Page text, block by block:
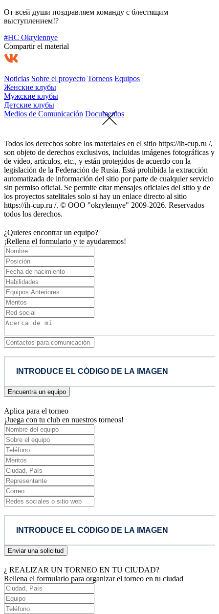
От всей души поздравляем команду с блестящим
выступлением!?
#HC Okrylennye
Compartir el material
Noticias Sobre el proyecto Torneos Equipos
Женские клубы
Мужские клубы
Детские клубы
Medios de Comunicación Documentos
Todos los derechos sobre los materiales en el sitio https://ih-cup.ru /,
son objeto de derechos exclusivos, incluidas imágenes fotográficas y
de video, artículos, etc., y están protegidos de acuerdo con la
legislación de la Federación de Rusia. Está prohibida la extracción
automatizada de información del sitio por parte de cualquier servicio
sin permiso oficial. Se permite citar mensajes oficiales del sitio y de
los proyectos satelitales solo si hay un enlace directo al sitio
https://ih-cup.ru /. © OOO "okrylennye" 2009-2026. Reservados
todos los derechos.
¿Quieres encontrar un equipo?
¡Rellena el formulario y te ayudaremos!
Encuentra un equipo
Aplica para el torneo
¡Juega con tu club en nuestros torneos!
Enviar una solicitud
¿ REALIZAR UN TORNEO EN TU CIUDAD?
Rellena el formulario para organizar el torneo en tu ciudad